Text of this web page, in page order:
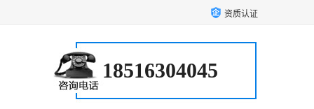
资质认证
18516304045